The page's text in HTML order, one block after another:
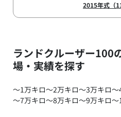
2015年式（
ランドクルーザー100
場・実績を探す
～1万キロ～2万キロ～3万キロ～
～7万キロ～8万キロ～9万キロ～